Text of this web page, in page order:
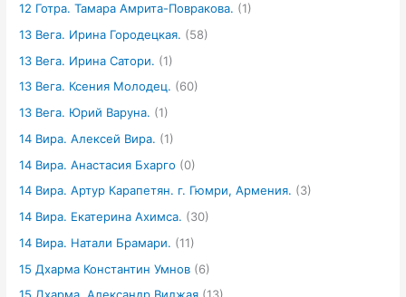
12 Готра. Тамара Амрита-Повракова. (1)
13 Вега. Ирина Городецкая. (58)
13 Вега. Ирина Сатори. (1)
13 Вега. Ксения Молодец. (60)
13 Вега. Юрий Варуна. (1)
14 Вира. Алексей Вира. (1)
14 Вира. Анастасия Бхарго (0)
14 Вира. Артур Карапетян. г. Гюмри, Армения. (3)
14 Вира. Екатерина Ахимса. (30)
14 Вира. Натали Брамари. (11)
15 Дхарма Константин Умнов (6)